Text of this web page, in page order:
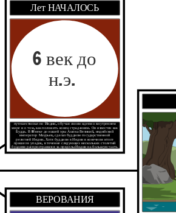
Лет НАЧАЛОСЬ
ВЕРОВАНИЯ
Сиддхартха Гаутама родился около 623 г. до н.э.. Он
путешествовал по Индии, обучая своим идеям о внутреннем
мире и о том, как положить конец страданиям. Он известен как
Будда. В III веке до нашей эры Ашока Великий, индийский
император Маурьев, сделал буддизм государственной
религией Индии. Хотя буддизм в Индии в конечном итоге
пришел в упадок, в течение следующих нескольких столетий
буддизм распространился за пределы Индии на большую часть
Восточной и Юго-Восточной Азии.
6 век до
н.э.